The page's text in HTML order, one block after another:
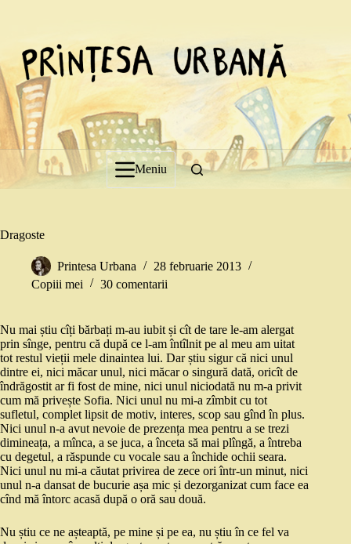
Meniu
Dragoste
Printesa Urbana
28 februarie 2013
Copiii mei
30 comentarii
Nu mai știu cîți bărbați m-au iubit și cît de tare le-am alergat
prin sînge, pentru că după ce l-am întîlnit pe al meu am uitat
tot restul vieții mele dinaintea lui. Dar știu sigur că nici unul
dintre ei, nici măcar unul, nici măcar o singură dată, oricît de
îndrăgostit ar fi fost de mine, nici unul niciodată nu m-a privit
cum mă privește Sofia. Nici unul nu mi-a zîmbit cu tot
sufletul, complet lipsit de motiv, interes, scop sau gînd în plus.
Nici unul n-a avut nevoie de prezența mea pentru a se trezi
dimineața, a mînca, a se juca, a înceta să mai plîngă, a întreba
cu degetul, a răspunde cu vocale sau a închide ochii seara.
Nici unul nu mi-a căutat privirea de zece ori într-un minut, nici
unul n-a dansat de bucurie așa mic și dezorganizat cum face ea
cînd mă întorc acasă după o oră sau două.
Nu știu ce ne așteaptă, pe mine și pe ea, nu știu în ce fel va